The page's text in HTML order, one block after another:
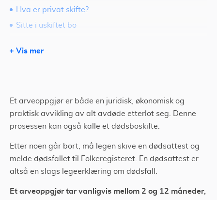
Et arveoppgjør er både en juridisk, økonomisk og
praktisk avvikling av alt avdøde etterlot seg. Denne
prosessen kan også kalle et dødsboskifte.
Etter noen går bort, må legen skive en dødsattest og
melde dødsfallet til Folkeregisteret. En dødsattest er
altså en slags legeerklæring om dødsfall.
Et arveoppgjør tar vanligvis mellom 2 og 12 måneder,
Hva er privat skifte?
Sitte i uskiftet bo
Vis mer